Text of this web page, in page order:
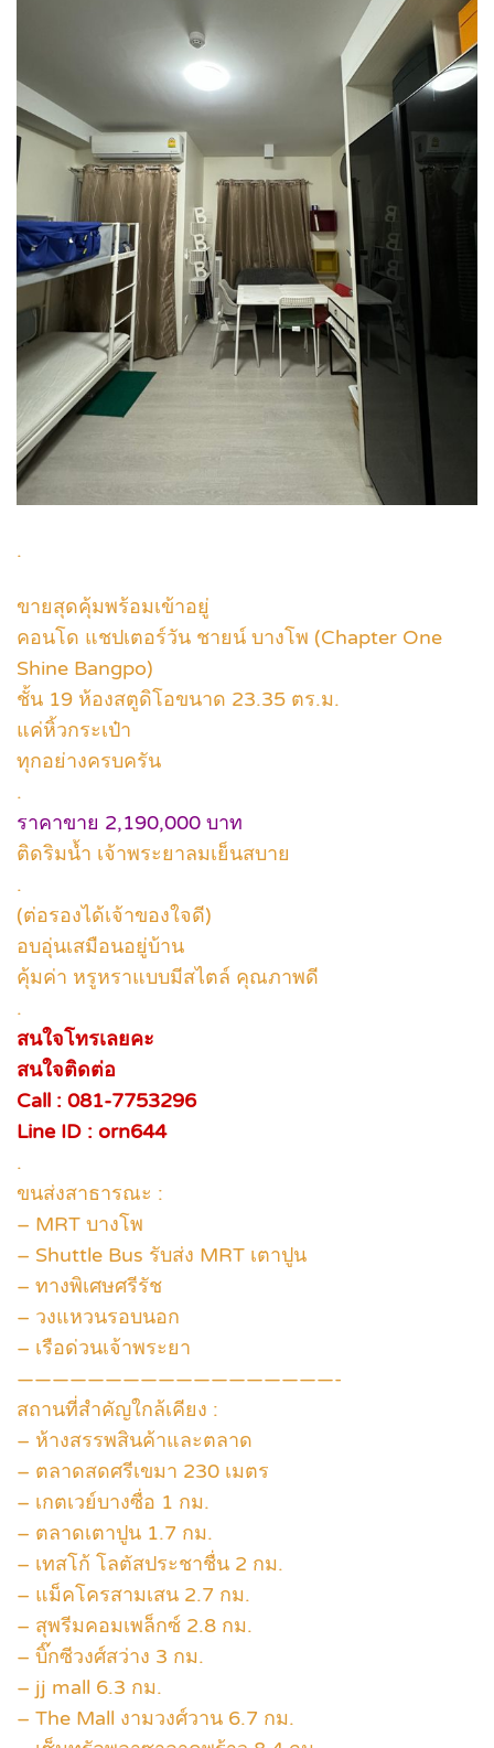
.
ขายสุดคุ้มพร้อมเข้าอยู่
คอนโด แชปเตอร์วัน ชายน์ บางโพ (Chapter One
Shine Bangpo)
ชั้น 19 ห้องสตูดิโอขนาด 23.35 ตร.ม.
แค่หิ้วกระเป๋า
ทุกอย่างครบครัน
.
ราคาขาย 2,190,000 บาท
ติดริมน้ำ เจ้าพระยาลมเย็นสบาย
.
(ต่อรองได้เจ้าของใจดี)
อบอุ่นเสมือนอยู่บ้าน
คุ้มค่า หรูหราแบบมีสไตล์ คุณภาพดี
.
สนใจโทรเลยคะ
สนใจติดต่อ
Call : 081-7753296
Line ID : orn644
.
ขนส่งสาธารณะ :
– MRT บางโพ
– Shuttle Bus รับส่ง MRT เตาปูน
– ทางพิเศษศรีรัช
– วงแหวนรอบนอก
– เรือด่วนเจ้าพระยา
——————————————————-
สถานที่สำคัญใกล้เคียง :
– ห้างสรรพสินค้าและตลาด
– ตลาดสดศรีเขมา 230 เมตร
– เกตเวย์บางซื่อ 1 กม.
– ตลาดเตาปูน 1.7 กม.
– เทสโก้ โลตัสประชาชื่น 2 กม.
– แม็คโครสามเสน 2.7 กม.
– สุพรีมคอมเพล็กซ์ 2.8 กม.
– บิ๊กซีวงศ์สว่าง 3 กม.
– jj mall 6.3 กม.
– The Mall งามวงศ์วาน 6.7 กม.